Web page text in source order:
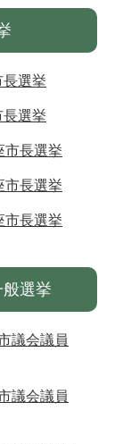
選挙
選挙
市長選挙
市長選挙
市長選挙
選挙
議会議員
議会議員